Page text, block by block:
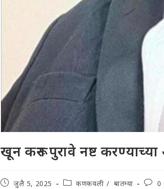
खून करून पुरावे नष्ट
Postजुलै 5, 2025
Postकणकवली / बातम्या
Post0